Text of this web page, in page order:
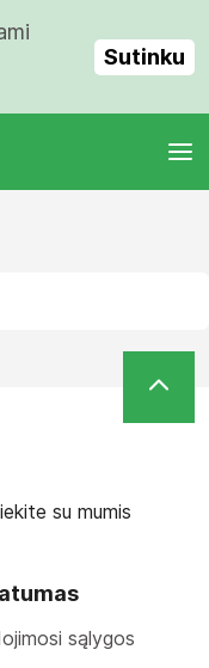
Sutinku
su mumis
sąlygos